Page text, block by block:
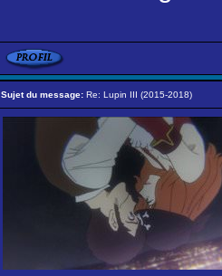
Sujet du message: Re: Lupin III (2015-2018)